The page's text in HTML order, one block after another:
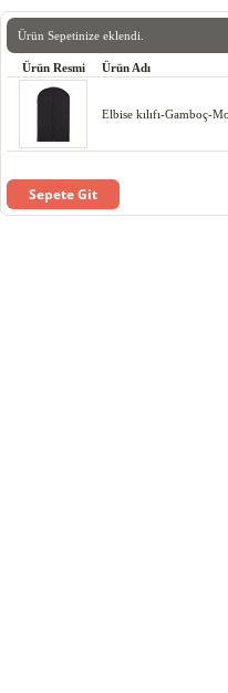
Ürün Sepetinize eklendi.
Ürün Resmi Ürün Adı
Elbise kılıfı-Gamboç-
Sepete Git